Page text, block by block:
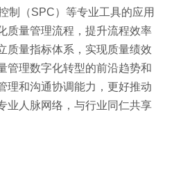
制（SPC）等专业工具的应用
质量管理流程，提升流程效率
质量指标体系，实现质量绩效
管理数字化转型的前沿趋势和
理和沟通协调能力，更好推动
业人脉网络，与行业同仁共享